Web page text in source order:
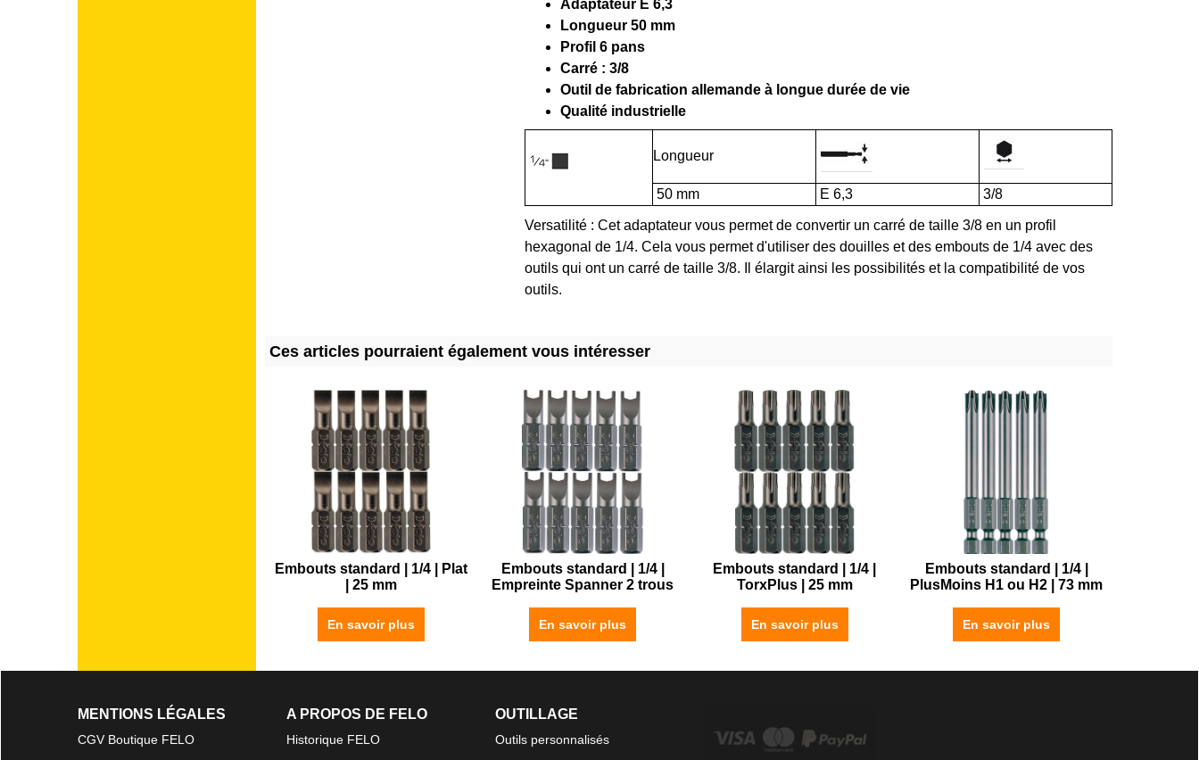
Adaptateur E 6,3
Longueur 50 mm
Profil 6 pans
Carré : 3/8
Outil de fabrication allemande à longue durée de vie
Qualité industrielle
Longueur
50 mm E 6,3 3/8
Versatilité : Cet adaptateur vous permet de convertir un carré de taille 3/8 en un profil
hexagonal de 1/4. Cela vous permet d'utiliser des douilles et des embouts de 1/4 avec des
outils qui ont un carré de taille 3/8. Il élargit ainsi les possibilités et la compatibilité de vos
outils.
Ces articles pourraient également vous intéresser
Embouts standard | 1/4 | Plat
| 25 mm
En savoir plus
Embouts standard | 1/4 |
Empreinte Spanner 2 trous
En savoir plus
Embouts standard | 1/4 |
TorxPlus | 25 mm
En savoir plus
Embouts standard | 1/4 |
PlusMoins H1 ou H2 | 73 mm
En savoir plus
MENTIONS LÉGALES
CGV Boutique FELO
A PROPOS DE FELO
Historique FELO
OUTILLAGE
Outils personnalisés